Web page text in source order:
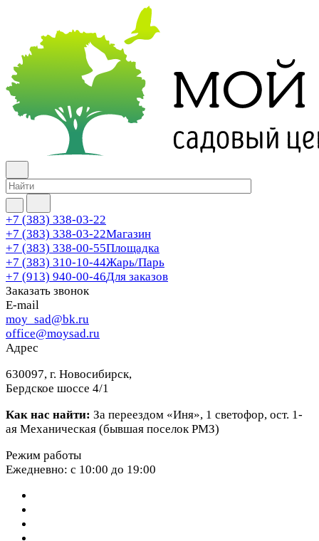
+7 (383) 338-03-22
+7 (383) 338-03-22Магазин
+7 (383) 338-00-55Площадка
+7 (383) 310-10-44Жарь/Парь
+7 (913) 940-00-46Для заказов
Заказать звонок
E-mail
moy_sad@bk.ru
office@moysad.ru
Адрес
630097, г. Новосибирск,
Бердское шоссе 4/1
Как нас найти: За переездом «Иня», 1 светофор, ост. 1-
ая Механическая (бывшая поселок РМЗ)
Режим работы
Ежедневно: с 10:00 до 19:00